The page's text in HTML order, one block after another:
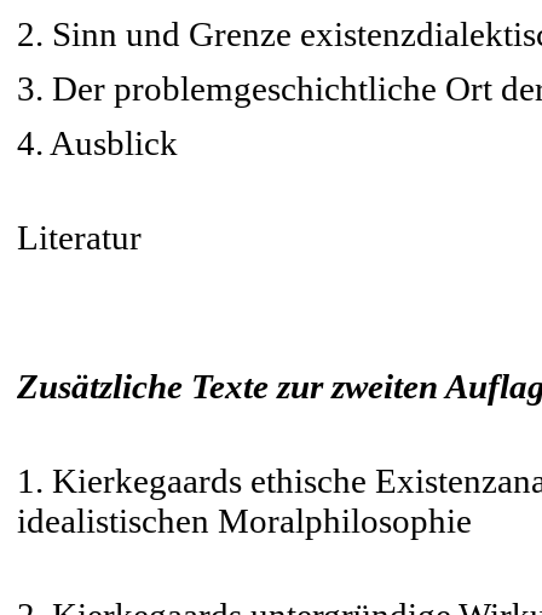
2. Sinn und Grenze
3. Der problemgeschichtliche Ort
4. Ausblick
Literatur
Zusätzliche Texte zur zweiten
1. Kierkegaards ethische
idealistischen Moralphilosophie